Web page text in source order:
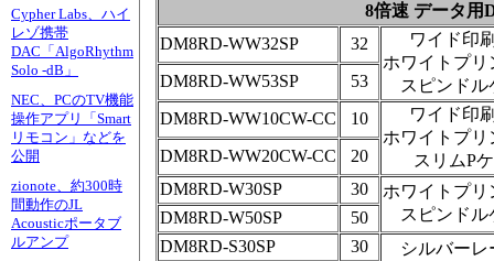
Cypher Labs、ハイ
レゾ携帯
DAC「AlgoRhythm
Solo -dB」
NEC、PCのTV機能
操作アプリ「Smart
リモコン」などを
公開
zionote、約300時
間動作のJL
Acousticポータブ
ルアンプ
8倍速 データ用
DM8RD-WW32SP
32
ワイド印
ホワイトプリ
スピンドル
DM8RD-WW53SP
53
DM8RD-WW10CW-CC
10
ワイド印
ホワイトプリ
スリムP
DM8RD-WW20CW-CC
20
DM8RD-W30SP
30
ホワイトプリ
スピンドル
DM8RD-W50SP
50
DM8RD-S30SP
30
シルバーレ